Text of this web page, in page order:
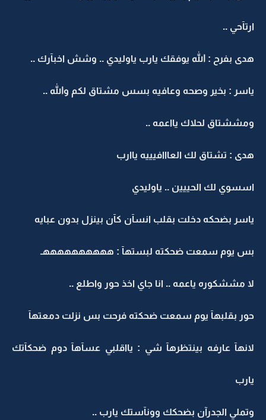
ارتآحي ..
هدى بفرح : الله يوفقك يارب ياوليدي .. وشش اخبآرك ..
ياسر : بخير وصحه وعافيه بسس مشتاق لكم والله ..
ومششتاق لحلاك يااعمه ..
هدى : تشتاق لك العااافيييه ياارب
اسسوي لك الحييين .. ياوليدي
ياسر بضحكه دخلت بقلب انسآن كآن بينزل بدون عبايه
بس يوم سمعت ضحكته لبستهآ : ههههههههههـ
لا مششكوره ياعمه .. انا جاي اخذ حور واطلع ..
حور بقلبهآ يوم سمعت ضحكته فرحت بس نزلت دمعتهآ
لانهآ عارفه بينتظرهآ شي : يااقلبي عسآهآ دوم ضحكآتك
يارب
وتملي الجدرآن بضحكك وونآستك يارب ..